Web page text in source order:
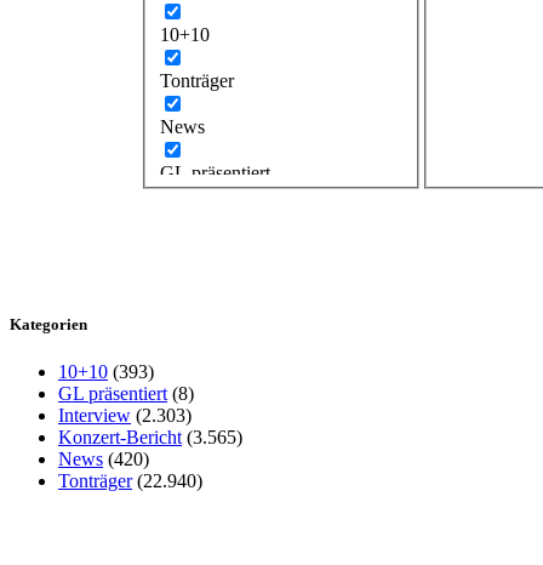
10+10
Tonträger
News
GL präsentiert
Kategorien
10+10 (393)
GL präsentiert (8)
Interview (2.303)
Konzert-Bericht (3.565)
News (420)
Tonträger(22.940)